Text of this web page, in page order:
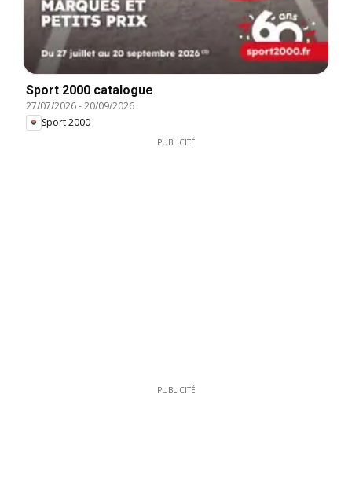
Sport 2000 catalogue
27/07/2026-20/09/2026
Sport 2000
PUBLICITÉ
PUBLICITÉ